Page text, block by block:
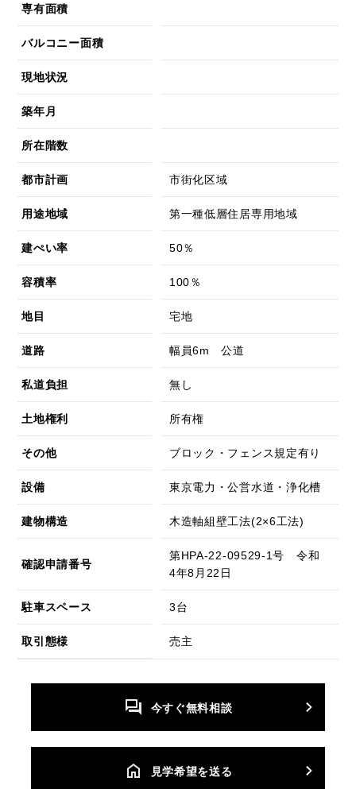
専有面積
バルコニー面積
現地状況
築年月
所在階数
都市計画 市街化区域
用途地域 第一種低層住居専用地域
建ぺい率 50％
容積率 100％
地目 宅地
道路 幅員6m 公道
私道負担 無し
土地権利 所有権
その他 ブロック・フェンス規定有り
設備 東京電力・公営水道・浄化槽
建物構造 木造軸組壁工法(2×6工法)
確認申請番号
第HPA-22-09529-1号 令和
4年8月22日
駐車スペース 3台
取引態様 売主
今すぐ無料相談
⾒学希望を送る